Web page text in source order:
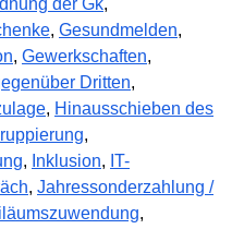
der Gk,
, Gesundmelden,
, Gewerkschaften,
Dritten,
, Hinausschieben des
,
, Inklusion, IT-
, Jahressonderzahlung /
,